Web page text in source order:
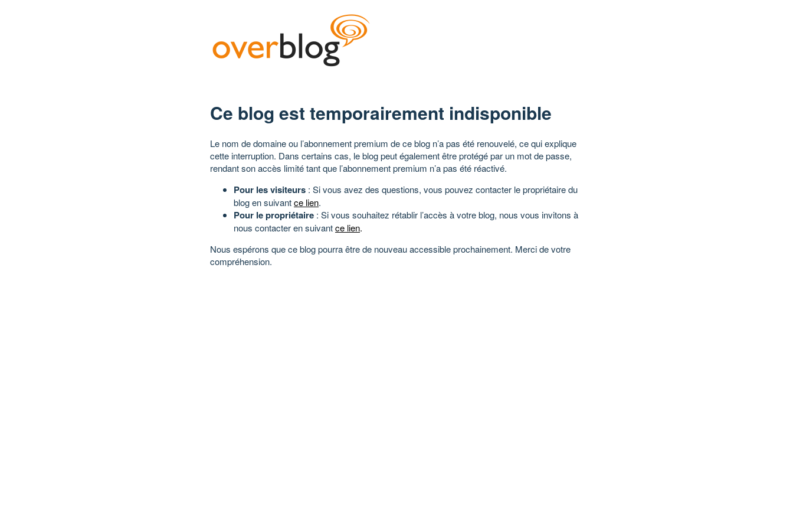
Ce blog est temporairement indisponible
Le nom de domaine ou l’abonnement premium de ce blog n’a pas été renouvelé, ce qui explique
cette interruption. Dans certains cas, le blog peut également être protégé par un mot de passe,
rendant son accès limité tant que l’abonnement premium n’a pas été réactivé.
Pour les visiteurs : Si vous avez des questions, vous pouvez contacter le propriétaire du
blog en suivantce lien.
Pour le propriétaire : Si vous souhaitez rétablir l’accès à votre blog, nous vous invitons à
nous contacter en suivantce lien.
Nous espérons que ce blog pourra être de nouveau accessible prochainement. Merci de votre
compréhension.